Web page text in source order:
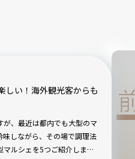
しい！海外観光客からも
、最近は都内でも大型のマ
しながら、その場で調理法
ルシェを5つご紹介しま